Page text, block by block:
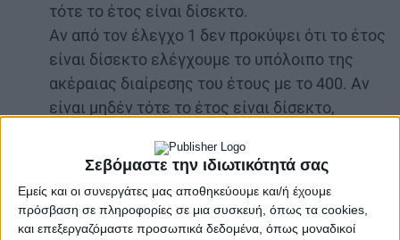
Σεβόμαστε την ιδιωτικότητά σας
Εμείς και οι συνεργάτες μας αποθηκεύουμε και/ή έχουμε
πρόσβαση σε πληροφορίες σε μια συσκευή, όπως τα cookies,
και επεξεργαζόμαστε προσωπικά δεδομένα, όπως μοναδικοί
τότε το έτος είναι δίσεκτο.
Αν από τον έλεγχο 1 δεν προκύψει ότι το έτος
είναι δίσεκτο ελέγχουμε το υπόλοιπο της
ακέραιας διαίρεσης του έτους με το 400. Αν
είναι μηδέν τότε το έτος είναι δίσεκτο,
Η ημέρα που προστίθεται στο έτος κατά το
Γρηγοριανό ημερολόγιο είναι η 29η
Φεβρουαρίου. Τα επόμενα δίσεκτα έτη είναι:
2024, 2028, 2032, 2036, 2040, 2044, 2048,